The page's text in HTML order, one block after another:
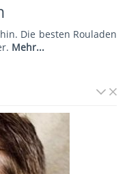
Die besten Rouladen
Mehr...